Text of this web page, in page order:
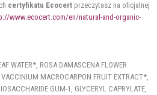
certyfikatu Ecocert przeczytasz na oficjalnej
www.ecocert.com/en/natural-and-organic-
WATER*, ROSA DAMASCENA FLOWER
MACROCARPON FRUIT EXTRACT*,
GUM-1, GLYCERYL CAPRYLATE,